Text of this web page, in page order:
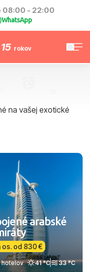
08:00 - 22:00
WhatsApp
15 rokov
na vašej exotické
a pôsobivých
arabské
os. od 830 €
hotelov 41 °C 33 °C